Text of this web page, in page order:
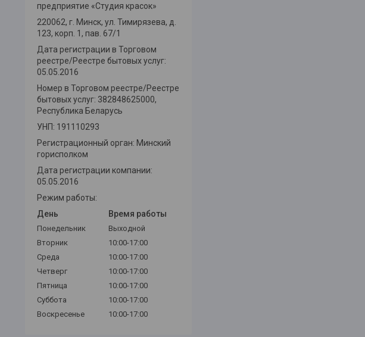
предприятие «Студия красок»
220062, г. Минск, ул. Тимирязева, д.
123, корп. 1, пав. 67/1
Дата регистрации в Торговом
реестре/Реестре бытовых услуг:
05.05.2016
Номер в Торговом реестре/Реестре
бытовых услуг: 382848625000,
Республика Беларусь
УНП: 191110293
Регистрационный орган: Минский
горисполком
Дата регистрации компании:
05.05.2016
Режим работы:
День
Время работы
Понедельник
Выходной
Вторник
10:00-17:00
Среда
10:00-17:00
Четверг
10:00-17:00
Пятница
10:00-17:00
Суббота
10:00-17:00
Воскресенье
10:00-17:00